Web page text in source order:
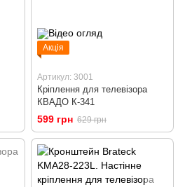
Акція
Артикул: 3001
Кріплення для телевізора
КВАДО К-341
599 грн 629 грн